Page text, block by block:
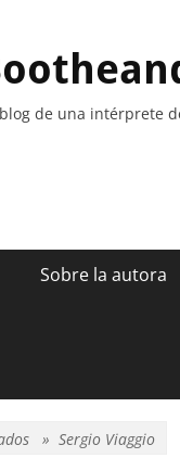
de una intérprete
Sobre la autora
» Sergio Viaggio